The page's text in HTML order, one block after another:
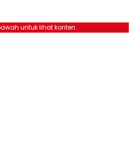
untuk lihat konten